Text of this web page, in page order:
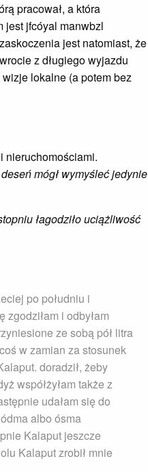
pracował, a która
jest jfcóyal manwbzl
jest natomiast, że
z długiego wyjazdu
lokalne (a potem bez
nieruchomościami.
mógł wymyśleć jedynie
łagodziło uciążliwość
po południu i
i odbyłam
ze sobą pół litra
w zamian za stosunek
doradził, żeby
współżyłam także z
udałam się do
albo ósma
Kalaput jeszcze
Kalaput zrobił mnie